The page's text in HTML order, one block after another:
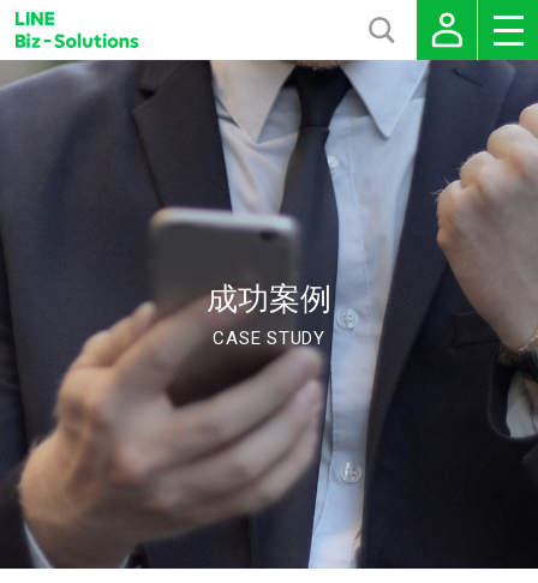
成功案例
CASE STUDY